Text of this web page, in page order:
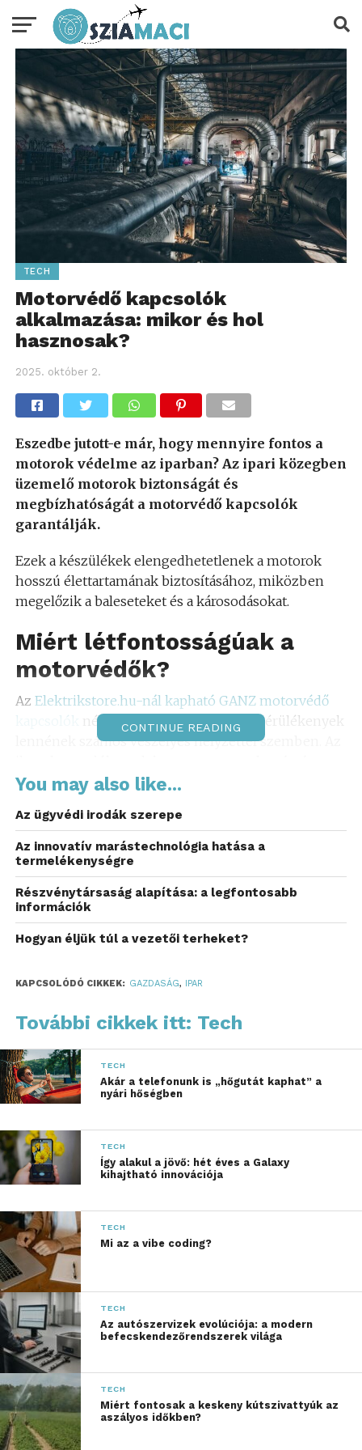
TECH
Motorvédő kapcsolók
alkalmazása: mikor és hol
hasznosak?
2025. október 2.
Eszedbe jutott-e már, hogy mennyire fontos a
motorok védelme az iparban? Az ipari közegben
üzemelő motorok biztonságát és
megbízhatóságát a motorvédő kapcsolók
garantálják.
Ezek a készülékek elengedhetetlenek a motorok
hosszú élettartamának biztosításához, miközben
megelőzik a baleseteket és a károsodásokat.
Miért létfontosságúak a
motorvédők?
Az Elektrikstore.hu-nál kapható GANZ motorvédő
kapcsolók
nélkül a motorok rendkívül sérülékenyek
lennének számos veszélyes helyzettel szemben. Az
elengedhetetlenek, mivel megvédik azokat a
túlfogyasztástól.
Képzeld csak el, mennyire problémás lenne egy
üzem működése ezek nélkül. Ezek az eszközök
figyelik a motorok állapotát, és automatikusan
leállítják azok működését, ha elérik a meghatározott
határértékeket. Ez fontos a drága javítások vagy
teljesítményű motorokat használnak, egyszerűen
Mindegy, hogy egy gyártóüzemről vagy egy
víztisztító telepről van szó, ezek a készülékek
segítenek abban, hogy a kulcsfontosságú
Hol alkalmazhatók a
motorvédő kapcsolók?
A motorvédő kapcsolók számos területen
használhatók. Az iparon és a mezőgazdasági
gépeken kívül például szennyvíztisztító
üzemekben és vízellátó rendszereknél gyakori a
használatuk.
Mindezek mellett fontos eszközök a városi
infrastruktúrák és a környezettudatosságot célzó
projektek számára is. Ez a sokoldalú alkalmazási
lehetőség azt mutatja, hogy a villamossági
készülékek ma már a mindennapjaink részei,
amelyek fenntartják a rendszerek megbízható
CONTINUE READING
You may also like...
Az ügyvédi irodák szerepe
Az innovatív marástechnológia hatása a
termelékenységre
Részvénytársaság alapítása: a legfontosabb
információk
Hogyan éljük túl a vezetői terheket?
KAPCSOLÓDÓ CIKKEK: GAZDASÁG, IPAR
További cikkek itt: Tech
TECH
Akár a telefonunk is „hőgutát kaphat” a
nyári hőségben
TECH
Így alakul a jövő: hét éves a Galaxy
kihajtható innovációja
TECH
Mi az a vibe coding?
TECH
Az autószervizek evolúciója: a modern
befecskendezőrendszerek világa
TECH
Miért fontosak a keskeny kútszivattyúk az
aszályos időkben?